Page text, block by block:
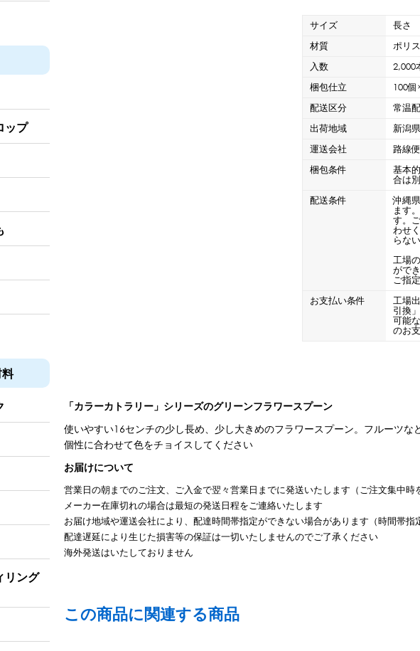
発泡スチロールカップ コップ型カップ スプー
ドリンクカップ・ストロー
ップ
リング
サイズ
長さ
材質
ポリ
入数
2,000
梱包仕立
100
配送区分
常温
出荷地域
新潟
運送会社
路線
梱包条件
基本
合は
配送条件
沖縄
ます
す。
わせ
らな
工場
がで
ご指
お支払い条件
工場
引換
可能
のお
「カラーカトラリー」シリーズのグリーンフラワースプーン
使いやすい16センチの少し長め、少し大きめのフラワースプーン。フルーツ
個性に合わせて色をチョイスしてください
お届けについて
営業日の朝までのご注文、ご入金で翌々営業日までに発送いたします（ご注文集中時
メーカー在庫切れの場合は最短の発送日程をご連絡いたします
お届け地域や運送会社により、配達時間帯指定ができない場合があります（時間帯指
配達遅延により生じた損害等の保証は一切いたしませんのでご了承ください
海外発送はいたしておりません
この商品に関連する商品